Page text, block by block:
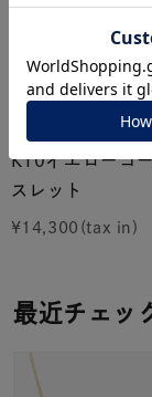
K10イエローゴ
スレット
¥14,300
最近チェッ